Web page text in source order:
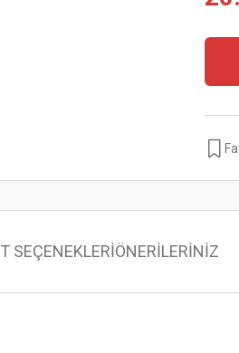
SEÇENEKLERİÖNERİLERİNİZ